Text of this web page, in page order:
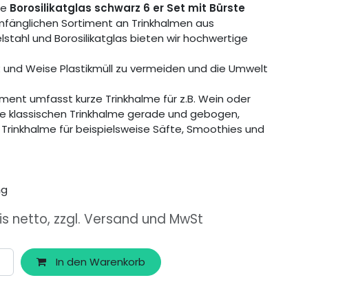
Borosilikatglas schwarz 6 er Set mit Bürste
Sortiment an Trinkhalmen aus
und Borosilikatglas bieten wir hochwertige
Weise Plastikmüll zu vermeiden und die Umwelt
umfasst kurze Trinkhalme für z.B. Wein oder
klassischen Trinkhalme gerade und gebogen,
für beispielsweise Säfte, Smoothies und
netto, zzgl. Versand und MwSt
In den Warenkorb